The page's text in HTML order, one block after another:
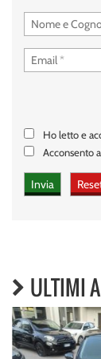
Ho letto e
Acconsento
ULTIMI